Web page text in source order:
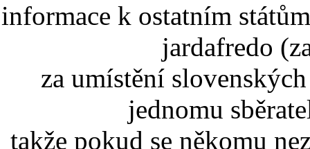
informace k ostatním
jardafredo
za umístění
jednomu
takže pokud se někomu